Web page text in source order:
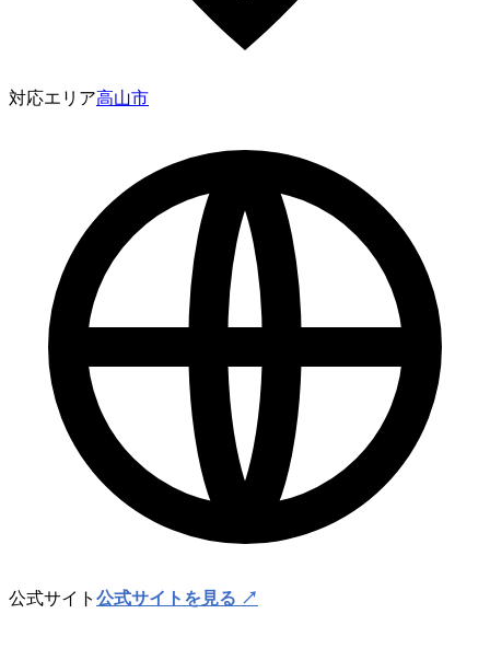
対応エリア高山市
公式サイト 公式サイトを見る ↗